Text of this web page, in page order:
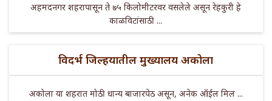
अहमदनगर शहरापासून ते ७५ किलोमीटरवर वसलेले असून रेहकुरी हे
काळविटांसाठी ...
विदर्भ जिल्हयातील मुख्यालय अकोला
अकोला या शहरात मोठी धान्य बाजारपेठ असून, अनेक ऑईल मिल ...